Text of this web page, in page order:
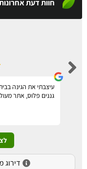
חוות דעת
עיצבתי את הגינה
גננים פלוס, אתר
דירוג ממוצע 4.6